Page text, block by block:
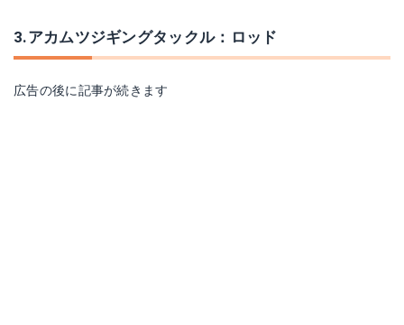
3.アカムツジギングタックル：ロッド
広告の後に記事が続きます